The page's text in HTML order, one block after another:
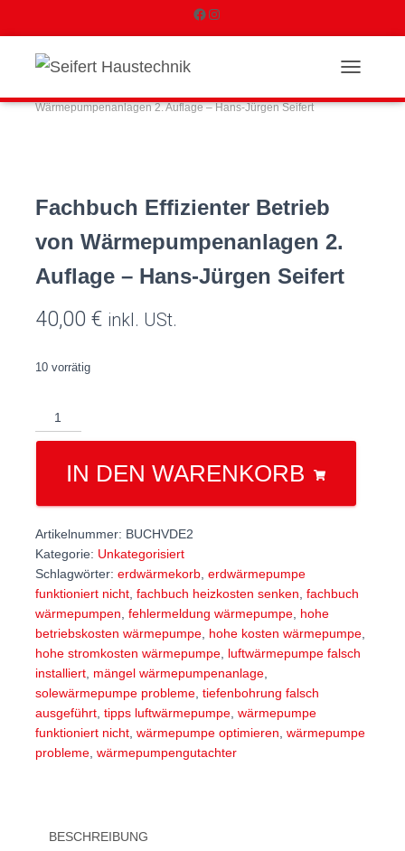
c
o
o
s
g
r
a
Wärmepumpenanlagen 2. Auflage – Hans-Jürgen Seifert
Fachbuch Effizienter Betrieb
von Wärmepumpenanlagen 2.
Auflage – Hans-Jürgen Seifert
40,00 € inkl. USt.
10 vorrätig
Fachbuch
Effizienter
2.
Auflage
-
Hans-
Jürgen
Seifert
Menge
IN DEN WARENKORB
Artikelnummer: BUCHVDE2
Kategorie: Unkategorisiert
Schlagwörter: erdwärmekorb erdwärmepumpe
funktioniert nicht fachbuch heizkosten senken fachbuch
wärmepumpen fehlermeldung wärmepumpe hohe
betriebskosten wärmepumpe hohe kosten wärmepumpe
hohe stromkosten wärmepumpe luftwärmepumpe falsch
installiert mängel wärmepumpenanlage
solewärmepumpe probleme tiefenbohrung falsch
ausgeführt tipps luftwärmepumpe wärmepumpe
funktioniert nicht wärmepumpe optimieren wärmepumpe
probleme wärmepumpengutachter
BESCHREIBUNG